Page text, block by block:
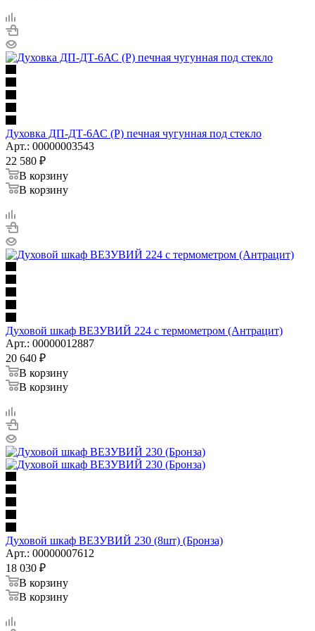
Духовка ДП-ДТ-6АС (Р) печная чугунная под стекло
Арт.: 00000003543
22 580 ₽
В корзину
В корзину
Духовой шкаф ВЕЗУВИЙ 224 с термометром (Антрацит)
Арт.: 00000012887
20 640 ₽
В корзину
В корзину
Духовой шкаф ВЕЗУВИЙ 230 (8шт) (Бронза)
Арт.: 00000007612
18 030 ₽
В корзину
В корзину